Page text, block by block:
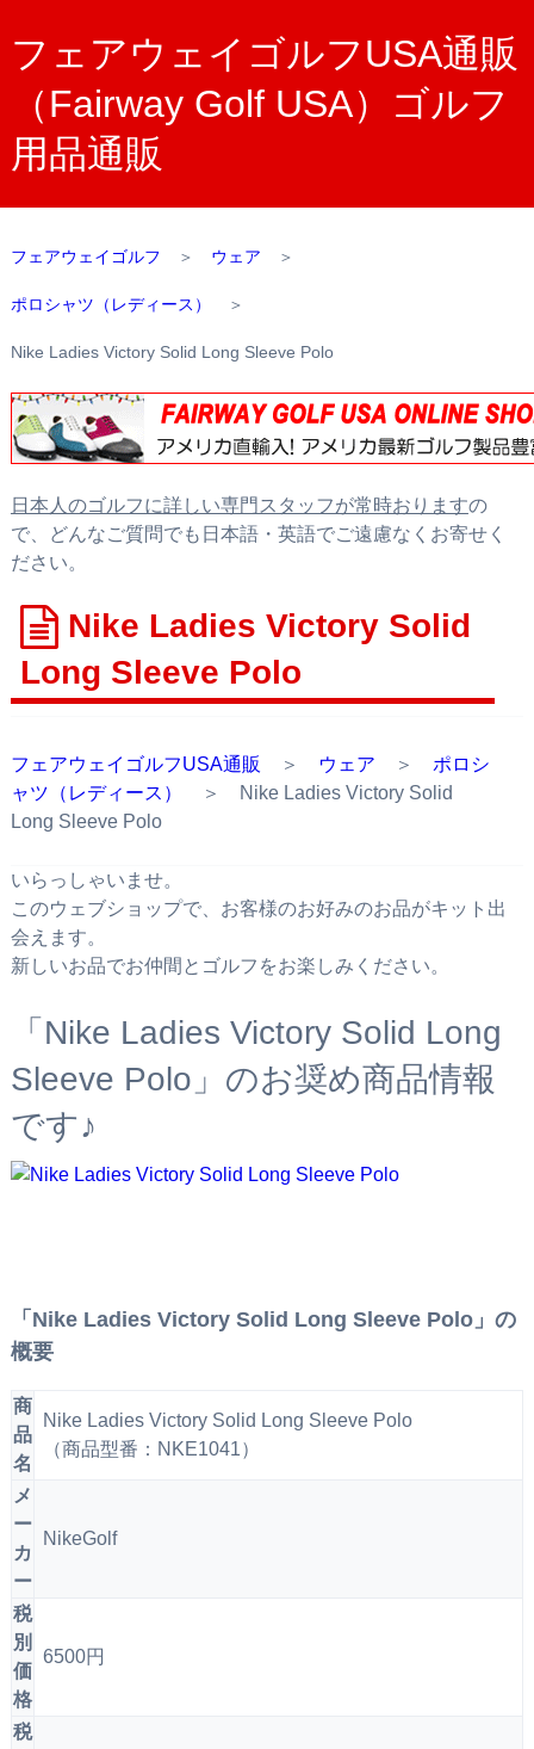
フェアウェイゴルフUSA通販
（Fairway Golf USA）ゴルフ
用品通販
フェアウェイゴルフ ＞ ウェア ＞
ポロシャツ（レディース） ＞
Nike Ladies Victory Solid Long Sleeve Polo
日本人のゴルフに詳しい専門スタッフが常時おりますの
で、どんなご質問でも日本語・英語でご遠慮なくお寄せく
ださい。
Nike Ladies Victory Solid
Long Sleeve Polo
フェアウェイゴルフUSA通販 ＞ ウェア ＞ ポロシ
ャツ（レディース）
＞ Nike Ladies Victory Solid
Long Sleeve Polo
いらっしゃいませ。
このウェブショップで、お客様のお好みのお品がキット出
会えます。
新しいお品でお仲間とゴルフをお楽しみください。
「Nike Ladies Victory Solid Long
Sleeve Polo」のお奨め商品情報
です♪
「Nike Ladies Victory Solid Long Sleeve Polo」の
概要
商
品
名
Nike Ladies Victory Solid Long Sleeve Polo
（商品型番：NKE1041）
メ
ー
カ
ー
NikeGolf
税
別
価
格
6500円
税